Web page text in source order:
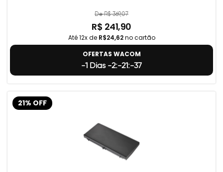
De R$ 369,07
R$ 241,90
Até 12x de R$24,62no cartão
OFERTAS WACOM
-1 Dias -2:-21:-38
21% OFF